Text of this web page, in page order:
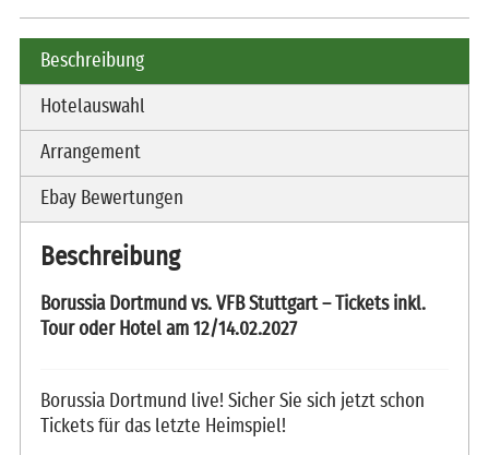
Beschreibung
Hotelauswahl
Arrangement
Ebay Bewertungen
Beschreibung
Borussia Dortmund vs. VFB Stuttgart – Tickets inkl.
Tour oder Hotel am 12/14.02.2027
Borussia Dortmund live! Sicher Sie sich jetzt schon
Tickets für das letzte Heimspiel!